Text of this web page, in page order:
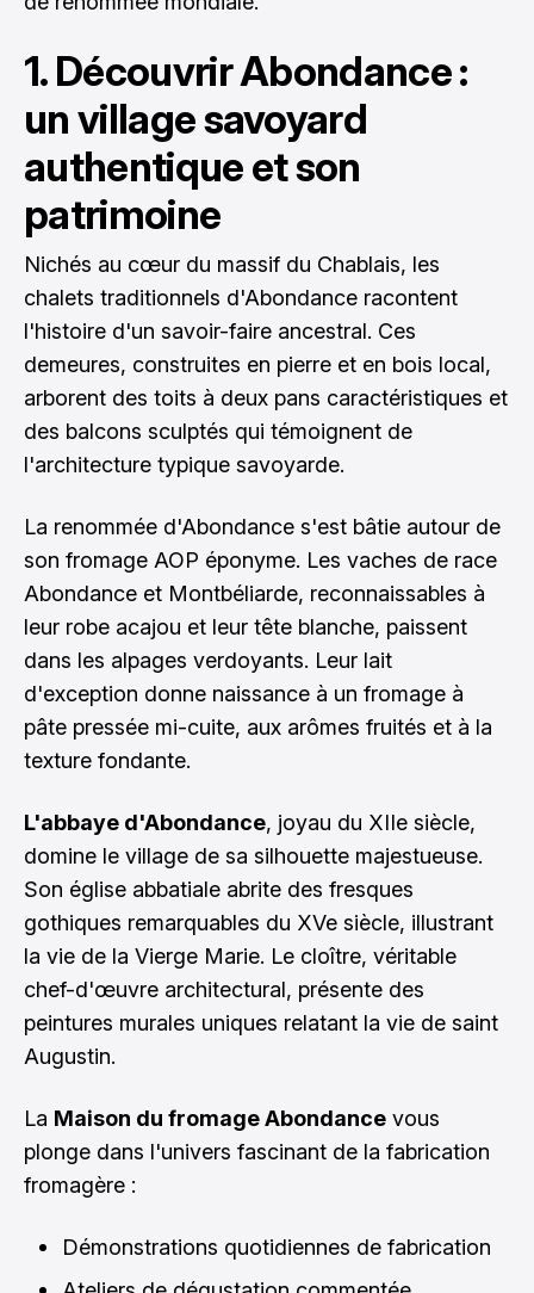
1. Découvrir Abondance :
un village savoyard
authentique et son
patrimoine
Nichés au cœur du massif du Chablais, les
chalets traditionnels d'Abondance racontent
l'histoire d'un savoir-faire ancestral. Ces
demeures, construites en pierre et en bois local,
arborent des toits à deux pans caractéristiques et
des balcons sculptés qui témoignent de
l'architecture typique savoyarde.
La renommée d'Abondance s'est bâtie autour de
son fromage AOP éponyme. Les vaches de race
Abondance et Montbéliarde, reconnaissables à
leur robe acajou et leur tête blanche, paissent
dans les alpages verdoyants. Leur lait
d'exception donne naissance à un fromage à
pâte pressée mi-cuite, aux arômes fruités et à la
texture fondante.
L'abbaye d'Abondance, joyau du XIIe siècle,
domine le village de sa silhouette majestueuse.
Son église abbatiale abrite des fresques
gothiques remarquables du XVe siècle, illustrant
la vie de la Vierge Marie. Le cloître, véritable
chef-d'œuvre architectural, présente des
peintures murales uniques relatant la vie de saint
Augustin.
La Maison du fromage Abondance vous
plonge dans l'univers fascinant de la fabrication
fromagère :
Démonstrations quotidiennes de fabrication